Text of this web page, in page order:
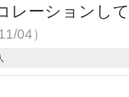
レーションし
04）